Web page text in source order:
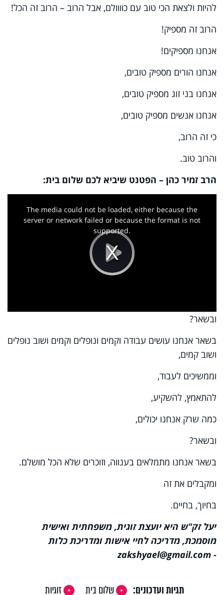
להיות ולצאת הכי טוב עם כוווולם, אבל הרוב – הרוב זה הכל!
הרוב זה מספיק!
אנחנו מספיקים!
אנחנו הורים מספיק טובים,
אנחנו בני זוג מספיק טובים,
אנחנו אנשים מספיק טובים,
כי זה הרוב,
והרוב טוב.
הרב זמיר כהן – הפטנט שיביא לכם שלום בית:
Play
Video
This
The media could not be loaded, either because the
server or network failed or because the format is not
supported.
ובשאר?
בשאר אנחנו עושים עבודה וקמים ונופלים וקמים ושוב נופלים
ושוב קמים,
וממשיכים לעבוד,
להתאמץ, להשקיע,
כמה שרק אנחנו יכולים,
ובשאר?
בשאר אנחנו מתמלאים בענווה, וזוכרים שלא הכל מושלם.
ומקבלים את זה
בחיוך, בחיים.
יעל זק"ש היא יועצת זוגית, משפחתית ואישית
מוסמכת, מדריכה לחיי אישות ומדריכת כלות
- zakshyael@gmail.com
תגיות ועדכונים: שלום בית
זוגיות